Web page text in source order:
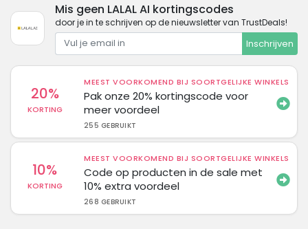
Mis geen LALAL AI kortingscodes
door je in te schrijven op de nieuwsletter van TrustDeals!
Inschrijven
20%
KORTING
MEEST VOORKOMEND BIJ SOORTGELIJKE WINKELS
Pak onze 20% kortingscode voor
meer voordeel
255 GEBRUIKT
10%
KORTING
MEEST VOORKOMEND BIJ SOORTGELIJKE WINKELS
Code op producten in de sale met
10% extra voordeel
268 GEBRUIKT